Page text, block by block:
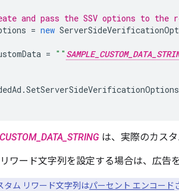
and pass the SSV options to the
= new
= ""
.SetServerSideVerificationOptions
は、実際のカス
ワード文字列を設定する場合は、広告
タム リワード文字列はパーセント エンコード